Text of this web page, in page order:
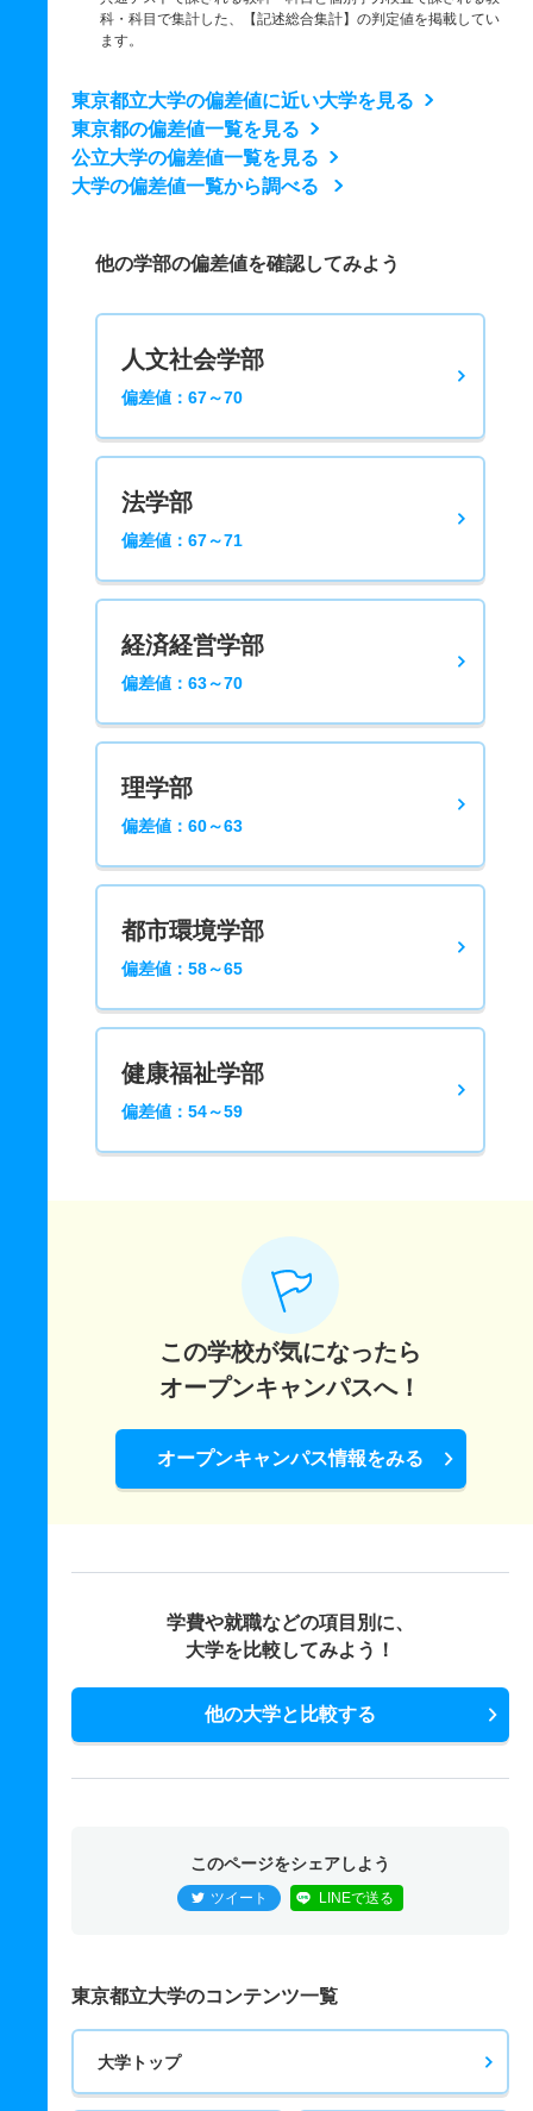
科・科目で集計した、【記述総合集計】の判定値を掲載してい
ます。
東京都立大学の偏差値に近い大学を見る
東京都の偏差値一覧を見る
公立大学の偏差値一覧を見る
大学の偏差値一覧から調べる
他の学部の偏差値を確認してみよう
人文社会学部
偏差値：67～70
法学部
偏差値：67～71
経済経営学部
偏差値：63～70
理学部
偏差値：60～63
都市環境学部
偏差値：58～65
健康福祉学部
偏差値：54～59
この学校が気になったら
オープンキャンパスへ！
オープンキャンパス情報をみる
学費や就職などの項目別に、
大学を比較してみよう！
他の大学と比較する
このページをシェアしよう
ツイート LINEで送る
東京都立大学のコンテンツ一覧
大学トップ